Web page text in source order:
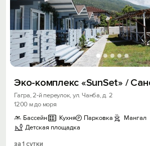
Эко-комплекс «SunSet» /
Гагра, 2-й переулок, ул. Чанба, д. 2
1200 м до моря
Бассейн
Кухня Парковка
Мангал
Детская площадка
за 1 сутки